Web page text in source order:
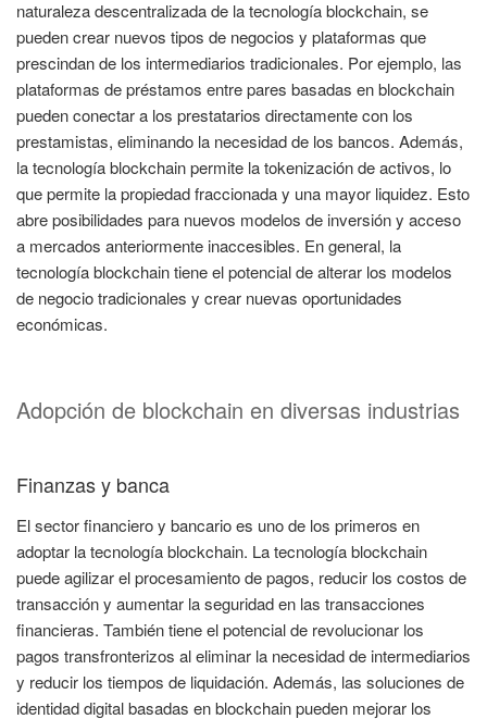
naturaleza descentralizada de la tecnología blockchain, se
pueden crear nuevos tipos de negocios y plataformas que
prescindan de los intermediarios tradicionales. Por ejemplo, las
plataformas de préstamos entre pares basadas en blockchain
pueden conectar a los prestatarios directamente con los
prestamistas, eliminando la necesidad de los bancos. Además,
la tecnología blockchain permite la tokenización de activos, lo
que permite la propiedad fraccionada y una mayor liquidez. Esto
abre posibilidades para nuevos modelos de inversión y acceso
a mercados anteriormente inaccesibles. En general, la
tecnología blockchain tiene el potencial de alterar los modelos
de negocio tradicionales y crear nuevas oportunidades
económicas.
Adopción de blockchain en diversas industrias
Finanzas y banca
El sector financiero y bancario es uno de los primeros en
adoptar la tecnología blockchain. La tecnología blockchain
puede agilizar el procesamiento de pagos, reducir los costos de
transacción y aumentar la seguridad en las transacciones
financieras. También tiene el potencial de revolucionar los
pagos transfronterizos al eliminar la necesidad de intermediarios
y reducir los tiempos de liquidación. Además, las soluciones de
identidad digital basadas en blockchain pueden mejorar los